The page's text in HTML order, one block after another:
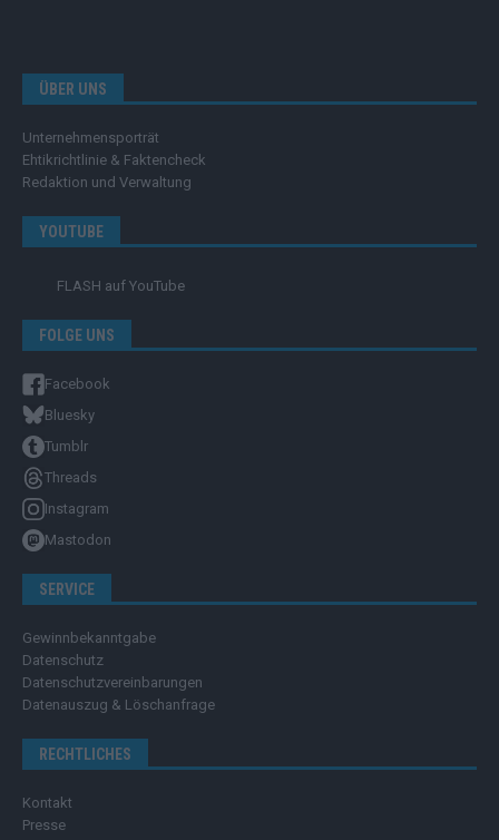
ÜBER UNS
Unternehmensporträt
Ehtikrichtlinie & Faktencheck
Redaktion und Verwaltung
YOUTUBE
FLASH auf YouTube
FOLGE UNS
Facebook
Bluesky
Tumblr
Threads
Instagram
Mastodon
SERVICE
Gewinnbekanntgabe
Datenschutz
Datenschutzvereinbarungen
Datenauszug & Löschanfrage
RECHTLICHES
Kontakt
Presse